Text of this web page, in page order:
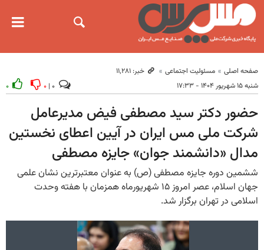
صفحه اصلی مسئولیت اجتماعی
خبر: ۱۱٬۲۸۱
شنبه ۱۵ شهریور ۱۴۰۴ - ۱۷:۳۳
۰ ۰
حضور دکتر سید مصطفی فیض مدیرعامل
شرکت ملی مس ایران در آیین اعطای نخستین
مدال «دانشمند جوان» جایزه مصطفی
ششمین دوره جایزه مصطفی (ص) به عنوان معتبرترین نشان علمی
جهان اسلام، عصر امروز ۱۵ شهریورماه همزمان با هفته وحدت
اسلامی در تهران برگزار شد.